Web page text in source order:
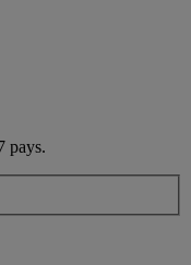
pays.